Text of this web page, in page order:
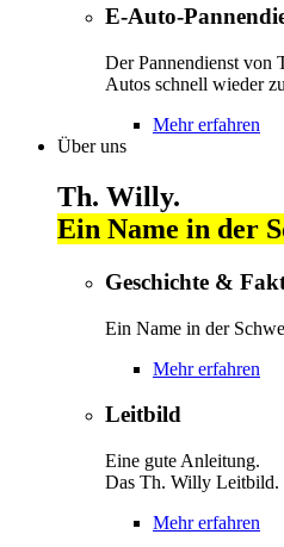
E-Auto-
Der Pannendienst von
Autos schnell wieder
Mehr erfahren
Über uns
Th. Willy.
Ein Name in der
Geschichte &
Ein Name in der
Mehr erfahren
Leitbild
Eine gute Anleitung.
Das Th. Willy Leitbild.
Mehr erfahren